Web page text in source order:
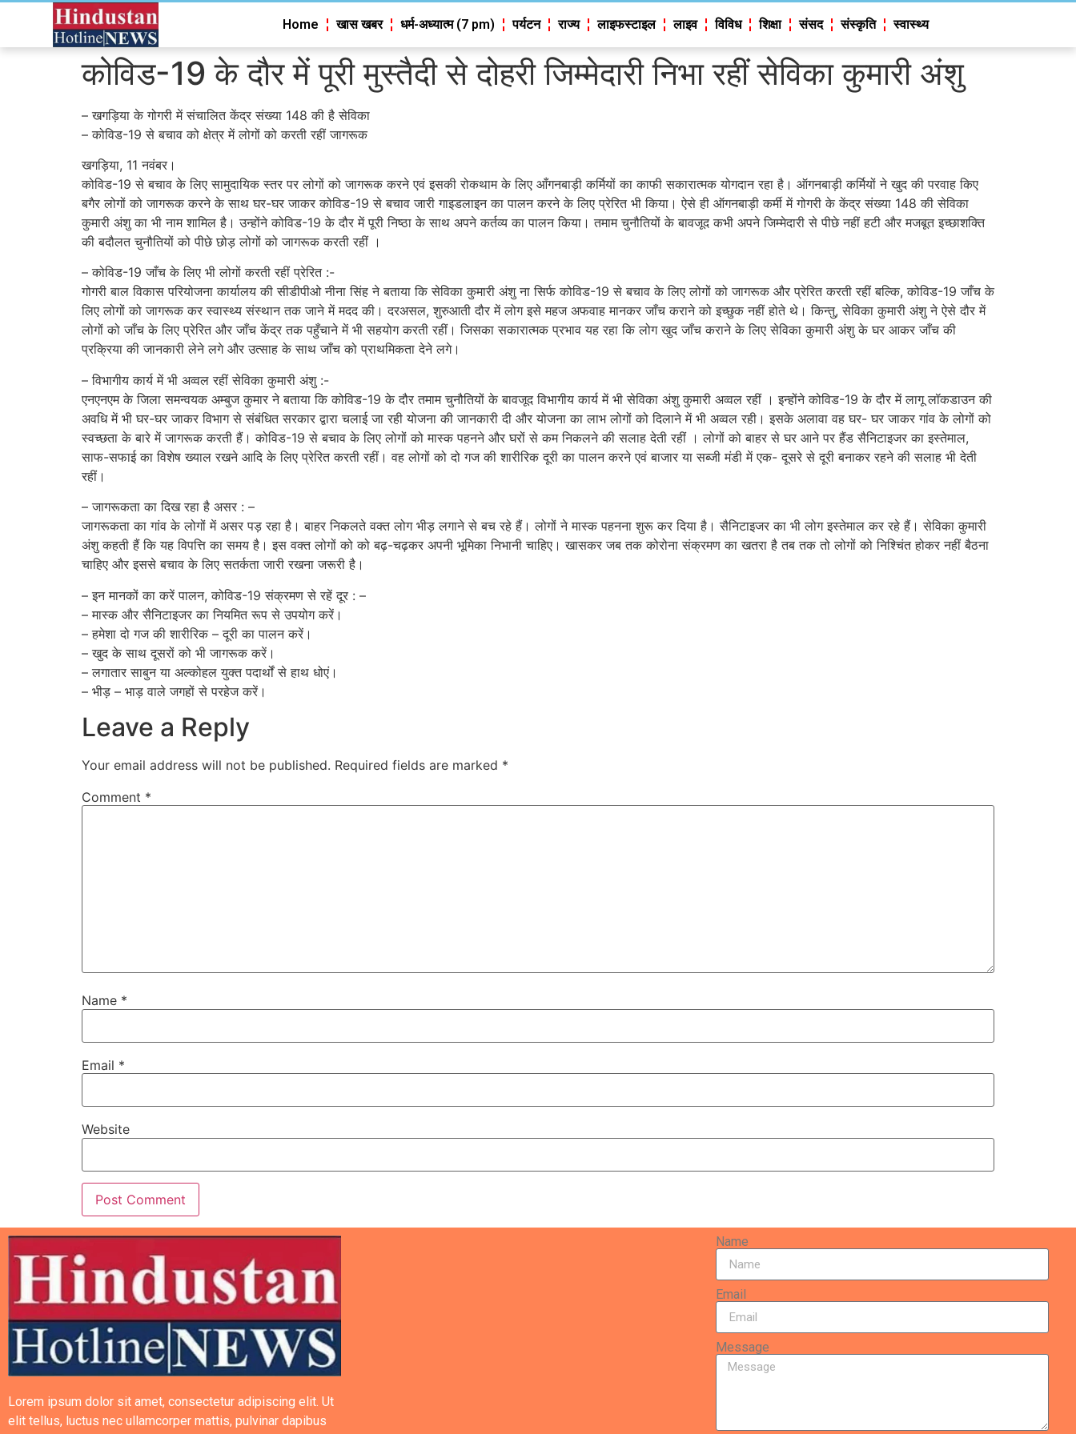
Home खास खबर धर्म-अध्यात्म (7 pm) पर्यटन राज्य लाइफस्टाइल लाइव विविध शिक्षा संसद संस्कृति स्वास्थ्य
कोविड-19 के दौर में पूरी मुस्तैदी से दोहरी जिम्मेदारी निभा रहीं सेविका कुमारी अंशु
– खगड़िया के गोगरी में संचालित केंद्र संख्या 148 की है सेविका
– कोविड-19 से बचाव को क्षेत्र में लोगों को करती रहीं जागरूक
खगड़िया, 11 नवंबर।
कोविड-19 से बचाव के लिए सामुदायिक स्तर पर लोगों को जागरूक करने एवं इसकी रोकथाम के लिए आँगनबाड़ी कर्मियों का काफी सकारात्मक योगदान रहा है। ऑगनबाड़ी कर्मियों ने खुद की परवाह किए
बगैर लोगों को जागरूक करने के साथ घर-घर जाकर कोविड-19 से बचाव जारी गाइडलाइन का पालन करने के लिए प्रेरित भी किया। ऐसे ही ऑगनबाड़ी कर्मी में गोगरी के केंद्र संख्या 148 की सेविका
कुमारी अंशु का भी नाम शामिल है। उन्होंने कोविड-19 के दौर में पूरी निष्ठा के साथ अपने कर्तव्य का पालन किया। तमाम चुनौतियों के बावजूद कभी अपने जिम्मेदारी से पीछे नहीं हटी और मजबूत इच्छाशक्ति
की बदौलत चुनौतियों को पीछे छोड़ लोगों को जागरूक करती रहीं ।
– कोविड-19 जाँच के लिए भी लोगों करती रहीं प्रेरित :-
गोगरी बाल विकास परियोजना कार्यालय की सीडीपीओ नीना सिंह ने बताया कि सेविका कुमारी अंशु ना सिर्फ कोविड-19 से बचाव के लिए लोगों को जागरूक और प्रेरित करती रहीं बल्कि, कोविड-19 जाँच के
लिए लोगों को जागरूक कर स्वास्थ्य संस्थान तक जाने में मदद की। दरअसल, शुरुआती दौर में लोग इसे महज अफवाह मानकर जाँच कराने को इच्छुक नहीं होते थे। किन्तु, सेविका कुमारी अंशु ने ऐसे दौर में
लोगों को जाँच के लिए प्रेरित और जाँच केंद्र तक पहुँचाने में भी सहयोग करती रहीं। जिसका सकारात्मक प्रभाव यह रहा कि लोग खुद जाँच कराने के लिए सेविका कुमारी अंशु के घर आकर जाँच की
प्रक्रिया की जानकारी लेने लगे और उत्साह के साथ जाँच को प्राथमिकता देने लगे।
– विभागीय कार्य में भी अव्वल रहीं सेविका कुमारी अंशु :-
एनएनएम के जिला समन्वयक अम्बुज कुमार ने बताया कि कोविड-19 के दौर तमाम चुनौतियों के बावजूद विभागीय कार्य में भी सेविका अंशु कुमारी अव्वल रहीं । इन्होंने कोविड-19 के दौर में लागू लॉकडाउन की
अवधि में भी घर-घर जाकर विभाग से संबंधित सरकार द्वारा चलाई जा रही योजना की जानकारी दी और योजना का लाभ लोगों को दिलाने में भी अव्वल रही। इसके अलावा वह घर- घर जाकर गांव के लोगों को
स्वच्छता के बारे में जागरूक करती हैं। कोविड-19 से बचाव के लिए लोगों को मास्क पहनने और घरों से कम निकलने की सलाह देती रहीं । लोगों को बाहर से घर आने पर हैंड सैनिटाइजर का इस्तेमाल,
साफ-सफाई का विशेष ख्याल रखने आदि के लिए प्रेरित करती रहीं। वह लोगों को दो गज की शारीरिक दूरी का पालन करने एवं बाजार या सब्जी मंडी में एक- दूसरे से दूरी बनाकर रहने की सलाह भी देती
रहीं।
– जागरूकता का दिख रहा है असर : –
जागरूकता का गांव के लोगों में असर पड़ रहा है। बाहर निकलते वक्त लोग भीड़ लगाने से बच रहे हैं। लोगों ने मास्क पहनना शुरू कर दिया है। सैनिटाइजर का भी लोग इस्तेमाल कर रहे हैं। सेविका कुमारी
अंशु कहती हैं कि यह विपत्ति का समय है। इस वक्त लोगों को को बढ़-चढ़कर अपनी भूमिका निभानी चाहिए। खासकर जब तक कोरोना संक्रमण का खतरा है तब तक तो लोगों को निश्चिंत होकर नहीं बैठना
चाहिए और इससे बचाव के लिए सतर्कता जारी रखना जरूरी है।
– इन मानकों का करें पालन, कोविड-19 संक्रमण से रहें दूर : –
– मास्क और सैनिटाइजर का नियमित रूप से उपयोग करें।
– हमेशा दो गज की शारीरिक – दूरी का पालन करें।
– खुद के साथ दूसरों को भी जागरूक करें।
– लगातार साबुन या अल्कोहल युक्त पदार्थों से हाथ धोएं।
– भीड़ – भाड़ वाले जगहों से परहेज करें।
Leave a Reply
Your email address will not be published. Required fields are marked *
Comment *
Name *
Email *
Website
Lorem ipsum dolor sit amet, consectetur adipiscing elit. Ut
elit tellus, luctus nec ullamcorper mattis, pulvinar dapibus
Name
Email
Message